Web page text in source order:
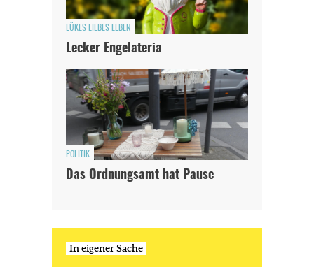
LÜKES LIEBES LEBEN
Lecker Engelateria
POLITIK
Das Ordnungsamt hat Pause
In eigener Sache